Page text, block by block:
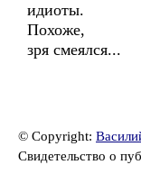
идиоты.
Похоже,
зря смеялся...
© Copyright:
Свидетельство о